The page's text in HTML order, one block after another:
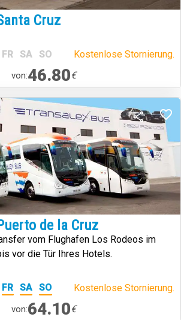
Cruz
FR SA SO Kostenlose Stornierung.
von:46.80€
de la Cruz
vom Flughafen Los Rodeos im
vor die Tür Ihres Hotels.
FR SA SO Kostenlose Stornierung.
von:64.10€